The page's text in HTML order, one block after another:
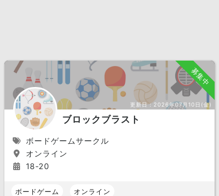
募集中
更新日： 2026年07月10日(金)
ブロックブラスト
ボードゲームサークル
オンライン
18-20
ボードゲーム オンライン